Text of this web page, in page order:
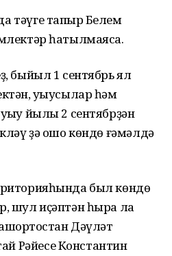
тәүге тапҡыр Белем
һатылмаясаҡ.
быйыл 1 сентябрь ял
уҡыусылар һәм
йылы 2 сентябрҙән
ҙә ошо көндө ғәмәлдә
был көндө
шул иҫәптән һыра ла
Дәүләт
Рәйесе Константин